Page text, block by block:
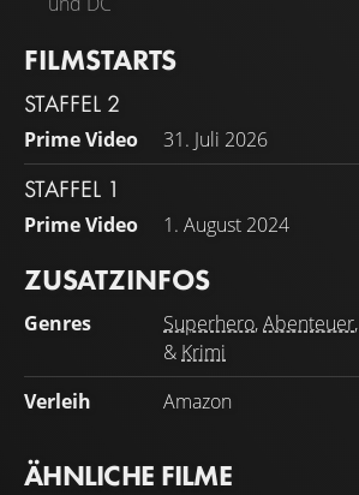
FILMSTARTS
STAFFEL 2
Prime Video 31. Juli 2026
STAFFEL 1
Prime Video 1. August 2024
ZUSATZINFOS
Genres Superhero,Abenteuer,
& Krimi
Verleih
Amazon
ÄHNLICHE FILME